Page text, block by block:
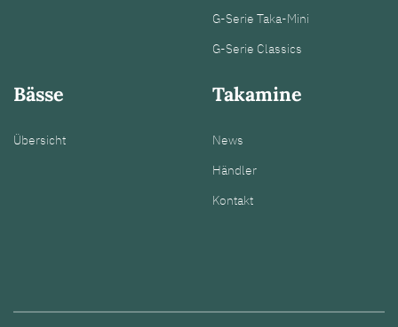
G-Serie Taka-Mini
G-Serie Classics
Bässe
Übersicht
Takamine
News
Händler
Kontakt